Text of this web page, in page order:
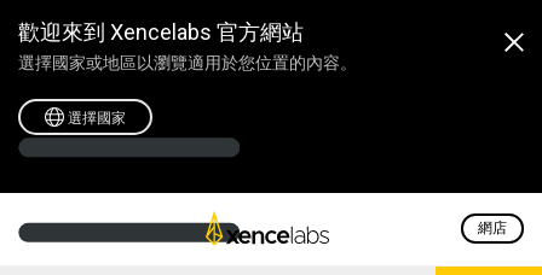
歡迎來到 Xencelabs 官方網站
選擇國家或地區以瀏覽適用於您位置的內容。
選擇國家
網店